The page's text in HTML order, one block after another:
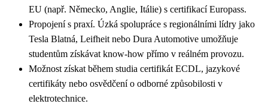
EU (např. Německo, Anglie, Itálie) s certifikací Europass.
Propojení s praxí. Úzká spolupráce s regionálními lídry jako
Tesla Blatná, Leifheit nebo Dura Automotive umožňuje
studentům získávat know-how přímo v reálném provozu.
Možnost získat během studia certifikát ECDL, jazykové
certifikáty nebo osvědčení o odborné způsobilosti v
elektrotechnice.